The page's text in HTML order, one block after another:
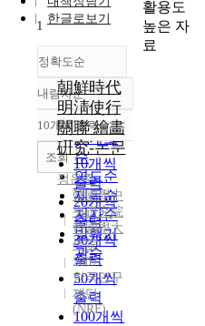
한글로보기
정확도순
정확도
순
인기도
순
연도순
제목순
저자순
발행기
관순
내림차순
내림차순
10개씩 출력
10개씩
출력
20개씩
출력
30개씩
출력
50개씩
출력
100개씩
조회
1
朝鮮時代
明淸使行
關聯 繪畵
硏究-논문
정은주
韓國學中
央硏究院
韓國學大
學院
2007
한국연구
재단
(NRF)
활용도
높은 자
료